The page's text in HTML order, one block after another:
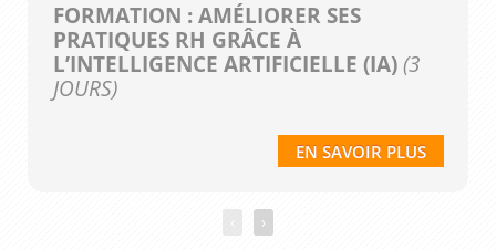
FORMATION : AMÉLIORER SES
PRATIQUES RH GRÂCE À
L’INTELLIGENCE ARTIFICIELLE (IA)(3
JOURS)
EN SAVOIR PLUS
›